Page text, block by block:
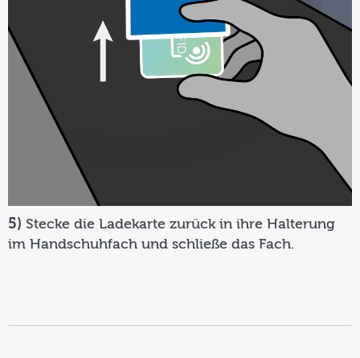
5) Stecke die Ladekarte zurück in ihre Halterung
im Handschuhfach und schließe das Fach.